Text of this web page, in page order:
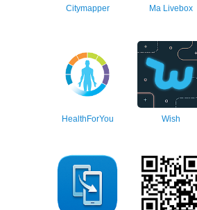
Citymapper Ma Livebox
HealthForYou Wish